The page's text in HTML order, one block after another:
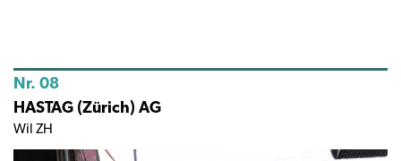
Nr. 08
HASTAG (Zürich) AG
Wil ZH